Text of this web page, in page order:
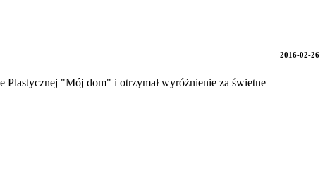
2016-02-26
Plastycznej "Mój dom" i otrzymał wyróżnienie za świetne